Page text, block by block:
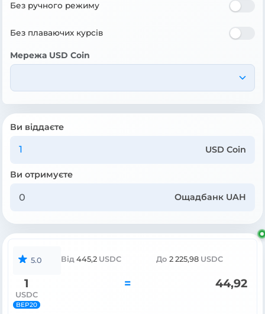
Без ручного режиму
Без плаваючих курсів
Мережа USD Coin
Ви віддаєте
USD Coin
Ви отримуєте
Ощадбанк UAH
5.0 Від 445,2 USDC До 2 225,98 USDC
1
USDC
BEP20
= 44,92